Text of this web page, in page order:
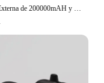
Batería Externa de 200000mAH y 120W para iphone, Samsung y Xiaomi, batería de carga superrápida con pantalla Digital de alta capacidad